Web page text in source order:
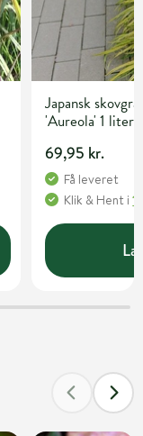
Japansk
'Aureola' 1 liter
69,95 kr.
Få leveret
Klik & Hent i